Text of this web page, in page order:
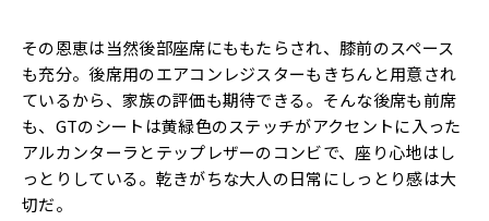
その恩恵は当然後部座席にももたらされ、膝前のスペース
も充分。後席用のエアコンレジスターもきちんと用意され
ているから、家族の評価も期待できる。そんな後席も前席
も、GTのシートは黄緑色のステッチがアクセントに入った
アルカンターラとテップレザーのコンビで、座り心地はし
っとりしている。乾きがちな大人の日常にしっとり感は大
切だ。